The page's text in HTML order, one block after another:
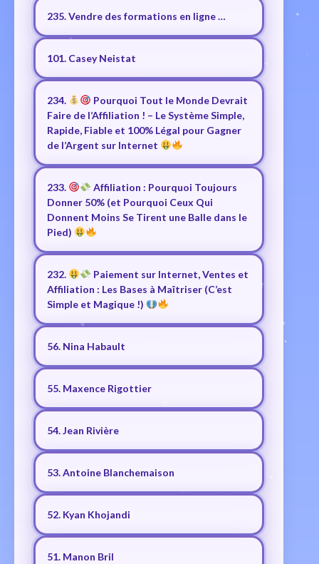
235. Vendre des formations en ligne …
101. Casey Neistat
234.
Pourquoi Tout le Monde Devrait
Faire de l’Affiliation ! – Le Système Simple,
Rapide, Fiable et 100% Légal pour Gagner
de l’Argent sur Internet
233.
Affiliation : Pourquoi Toujours
Donner 50% (et Pourquoi Ceux Qui
Donnent Moins Se Tirent une Balle dans le
Pied)
232.
Paiement sur Internet, Ventes et
Affiliation : Les Bases à Maîtriser (C’est
Simple et Magique !)
56. Nina Habault
55. Maxence Rigottier
54. Jean Rivière
53. Antoine Blanchemaison
52. Kyan Khojandi
51. Manon Bril